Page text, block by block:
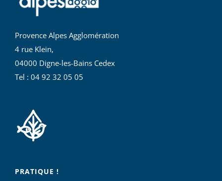
Provence Alpes Agglomération
4 rue Klein,
04000 Digne-les-Bains Cedex
Tel : 04 92 32 05 05
PRATIQUE !